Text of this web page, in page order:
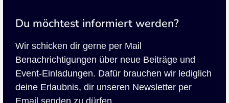
Du möchtest informiert werden?
Wir schicken dir gerne per Mail
Benachrichtigungen über neue Beiträge und
Event-Einladungen. Dafür brauchen wir lediglich
deine Erlaubnis, dir unseren Newsletter per